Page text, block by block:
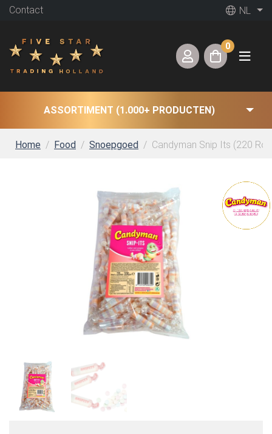
Contact NL
0
ASSORTIMENT (1.000+ PRODUCTEN)
Home Food Snoepgoed Candyman Snip Its (220